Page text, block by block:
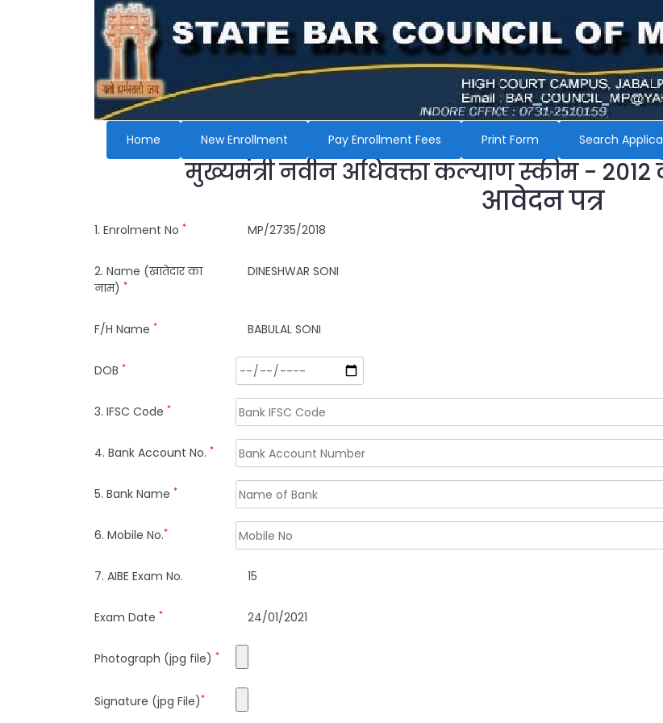
Home New Enrollment Pay Enrollment Fees Print Form Search
मुख्यमंत्री नवीन अधिवक्ता कल्याण स्कीम - 2012
आवेदन पत्र
1. Enrolment No * MP/2735/2018
2. Name (खातेदार का
नाम) *
DINESHWAR SONI
F/H Name * BABULAL SONI
DOB *
3. IFSC Code *
4. Bank Account No. *
5. Bank Name *
6. Mobile No.*
7. AIBE Exam No. 15
Exam Date * 24/01/2021
Photograph (jpg file) *
Signature (jpg File)*